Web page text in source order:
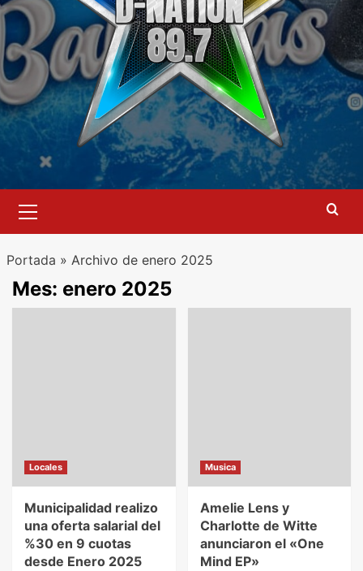
primario
Portada » Archivo de enero 2025
Mes: enero 2025
Locales
Municipalidad realizo
una oferta salarial del
%30 en 9 cuotas
desde Enero 2025
Musica
Amelie Lens y
Charlotte de Witte
anunciaron el «One
Mind EP»